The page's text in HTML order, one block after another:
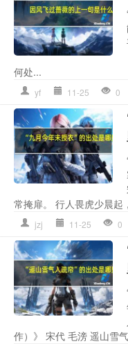
何处...
yf 11-25 0
常掩扉。 行人畏虎少晨起
jzj 11-25 0
作）》 宋代 毛滂 遥山雪